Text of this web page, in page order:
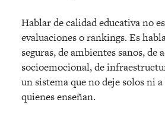
Hablar de calidad educativa no
evaluaciones o rankings. Es
seguras, de ambientes sanos, de
socioemocional, de
un sistema que no deje solos ni
quienes enseñan.